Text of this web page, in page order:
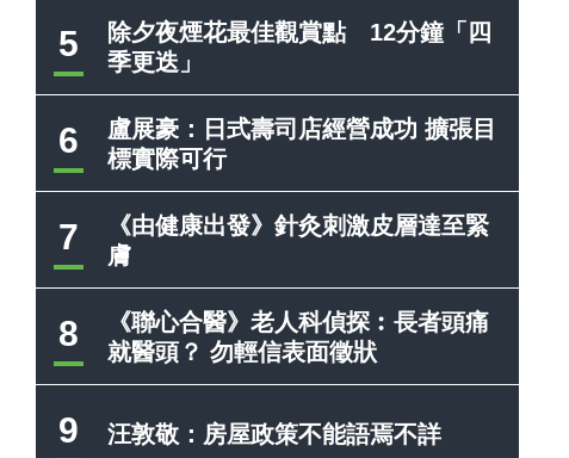
5
除夕夜煙花最佳觀賞點 12分鐘「四
季更迭」
6
盧展豪：日式壽司店經營成功 擴張目
標實際可行
7
《由健康出發》針灸刺激皮層達至緊
膚
8
《聯心合醫》老人科偵探︰長者頭痛
就醫頭？ 勿輕信表面徵狀
9 汪敦敬：房屋政策不能語焉不詳